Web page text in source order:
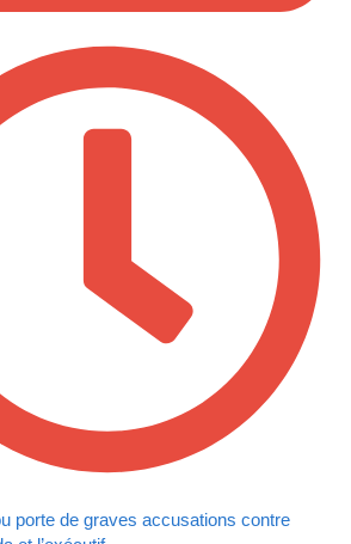
porte de graves accusations contre